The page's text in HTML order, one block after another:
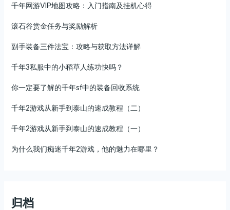
千年网游VIP地图攻略：入门指南及挂机心得
滚石谷赏金任务与奖励解析
副手装备三件法宝：攻略与获取方法详解
千年3私服中的小稻草人练功快吗？
你一定要了解的千年sf中的装备回收系统
千年2游戏从新手到泰山的速成教程（二）
千年2游戏从新手到泰山的速成教程（一）
为什么我们痴迷千年2游戏，他的魅力在哪里？
归档